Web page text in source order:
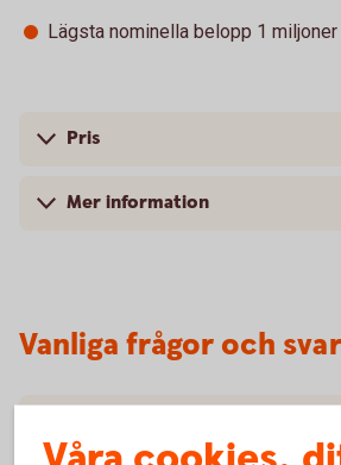
Lägsta nominella belopp 1 miljoner
Pris
Mer information
Vanliga frågor och